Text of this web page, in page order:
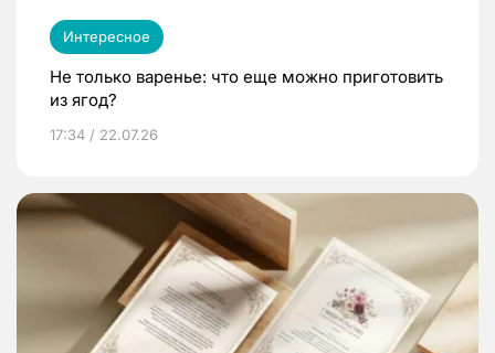
Интересное
Не только варенье: что еще можно приготовить
из ягод?
17:34 / 22.07.26